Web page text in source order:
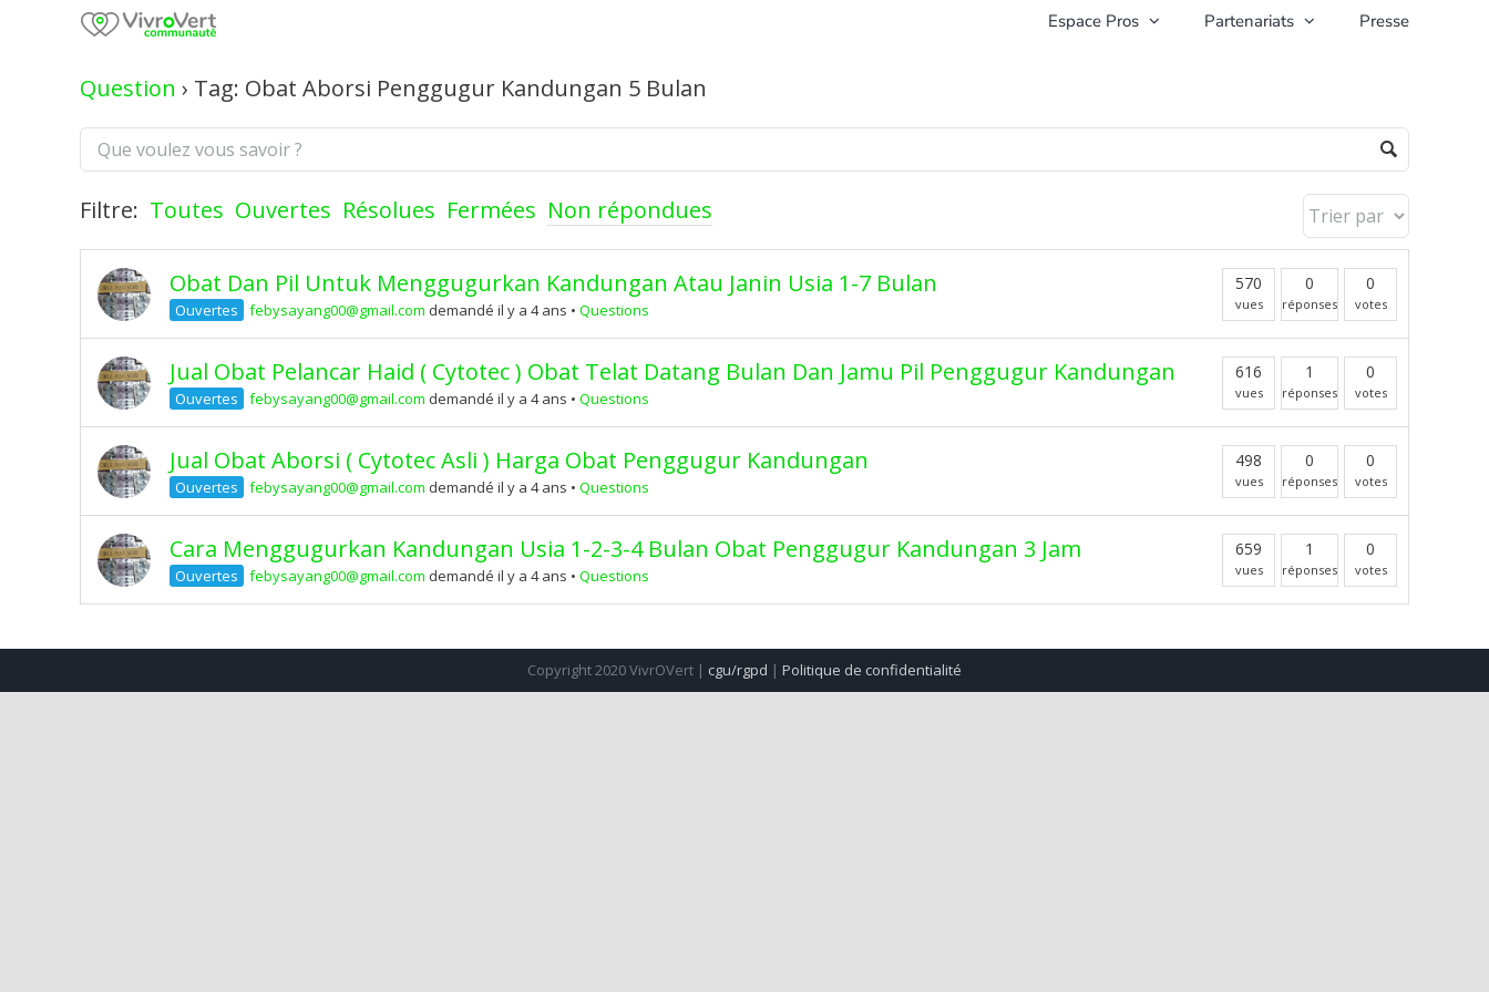
Espace Pros Partenariats Presse
Question › Tag: Obat Aborsi Penggugur Kandungan 5 Bulan
Filtre: Toutes Ouvertes Résolues Fermées Non répondues
Obat Dan Pil Untuk Menggugurkan Kandungan Atau Janin Usia 1-7 Bulan
Ouvertes febysayang00@gmail.com demandé il y a 4 ans • Questions
570
vues
0
réponses
0
votes
Jual Obat Pelancar Haid ( Cytotec ) Obat Telat Datang Bulan Dan Jamu Pil Penggugur Kandungan
Ouvertes febysayang00@gmail.com demandé il y a 4 ans • Questions
616
vues
1
réponses
0
votes
Jual Obat Aborsi ( Cytotec Asli ) Harga Obat Penggugur Kandungan
Ouvertes febysayang00@gmail.com demandé il y a 4 ans • Questions
498
vues
0
réponses
0
votes
Cara Menggugurkan Kandungan Usia 1-2-3-4 Bulan Obat Penggugur Kandungan 3 Jam
Ouvertes febysayang00@gmail.com demandé il y a 4 ans • Questions
659
vues
1
réponses
0
votes
Copyright 2020 VivrOVert | cgu/rgpd | Politique de confidentialité